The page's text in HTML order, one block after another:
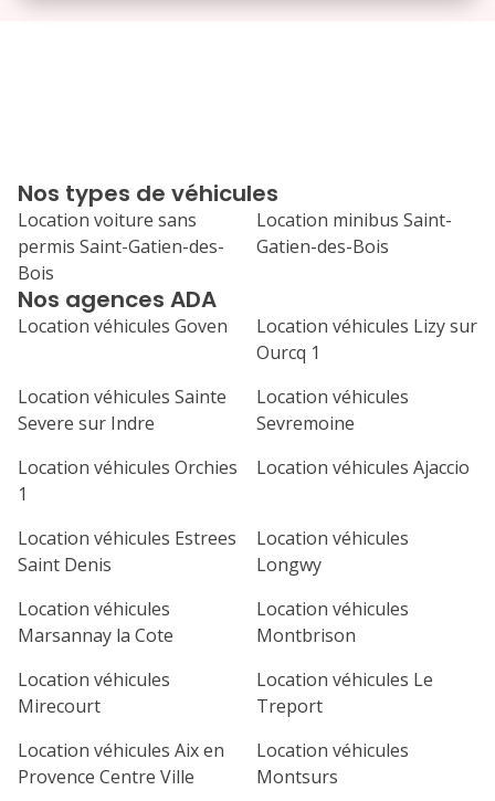
24 25 26
31
lu ma me je
ve
2
7 8 9 10
15 16 17
28 30
Nos agences ADA
Location véhicules Goven
Location véhicules Lizy sur
Ourcq 1
Location véhicules Sainte
Severe sur Indre
Location véhicules
Sevremoine
Location véhicules Orchies
1
Location véhicules Ajaccio
Location véhicules Estrees
Saint Denis
Location véhicules
Longwy
Location véhicules
Marsannay la Cote
Location véhicules
Montbrison
Location véhicules
Mirecourt
Location véhicules Le
Treport
Location véhicules Aix en
Provence Centre Ville
Location véhicules
Montsurs
Nos types de véhicules
Location voiture sans
permis Saint-Gatien-des-
Bois
Location minibus Saint-
Gatien-des-Bois